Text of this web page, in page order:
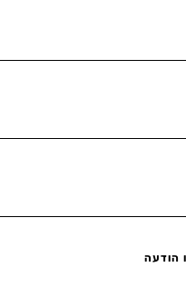
הודעה